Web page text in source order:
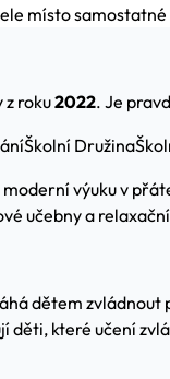
místo
z roku2022. Je
Školní Družina
výuku v
učebny a
dětem zvládnout
děti, které učení